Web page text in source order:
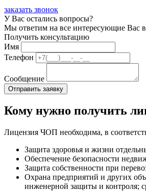
заказать звонок
У Вас остались вопросы?
Мы ответим на все интересующие Вас
Получить консультацию
Имя
Телефон
Сообщение
Кому нужно получить
Лицензия ЧОП необходима, в
Защита здоровья и жизни
Обеспечение безопасности
Защита собственности при
Охрана предприятий и других
инженерной защиты и контроля;